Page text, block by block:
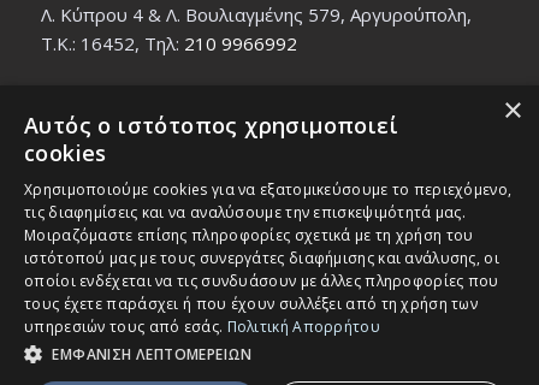
Λ. Κύπρου 4 & Λ. Βουλιαγμένης 579, Αργυρούπολη,
T.K.: 16452, Τηλ: 210 9966992
Βόρεια Προάστια
Νέο Ηράκλειο - Μαρούσι
Ζαλοκώστα 18 & Εμμανουήλ Παπαδάκη 12, T.K.:
14121, Τηλ:210 2712588
© Copyright - IEK MASTER -Enfold Theme by Kriesi
×
Αυτός ο ιστότοπος χρησιμοποιεί
cookies
Χρησιμοποιούμε cookies για να εξατομικεύσουμε το περιεχόμενο,
τις διαφημίσεις και να αναλύσουμε την επισκεψιμότητά μας.
Μοιραζόμαστε επίσης πληροφορίες σχετικά με τη χρήση του
ιστότοπού μας με τους συνεργάτες διαφήμισης και ανάλυσης, οι
οποίοι ενδέχεται να τις συνδυάσουν με άλλες πληροφορίες που
τους έχετε παράσχει ή που έχουν συλλέξει από τη χρήση των
υπηρεσιών τους από εσάς. Πολιτική Απορρήτου
ΕΜΦΑΝΙΣΗ ΛΕΠΤΟΜΕΡΕΙΩΝ